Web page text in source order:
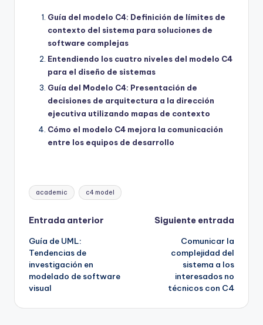
Guía del modelo C4: Definición de límites de
contexto del sistema para soluciones de
software complejas
Entendiendo los cuatro niveles del modelo C4
para el diseño de sistemas
Guía del Modelo C4: Presentación de
decisiones de arquitectura a la dirección
ejecutiva utilizando mapas de contexto
Cómo el modelo C4 mejora la comunicación
entre los equipos de desarrollo
Etiquetas:
academic c4 model
Navegación
de
entradas
Entrada anterior
Guía de UML:
Tendencias de
investigación en
modelado de software
visual
Siguiente entrada
Comunicar la
complejidad del
sistema a los
interesados no
técnicos con C4